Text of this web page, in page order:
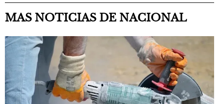
MAS NOTICIAS DE NACIONAL